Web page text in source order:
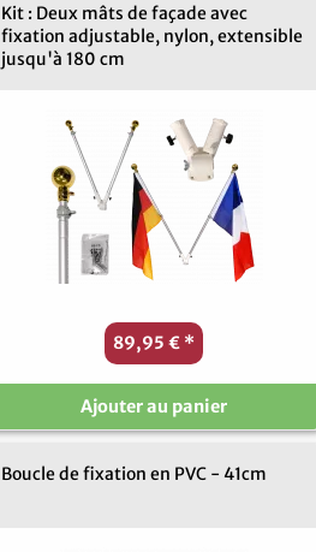
Kit : Deux mâts de façade avec
fixation adjustable, nylon, extensible
jusqu'à 180 cm
89,95 € *
Ajouter au panier
Boucle de fixation en PVC - 41cm